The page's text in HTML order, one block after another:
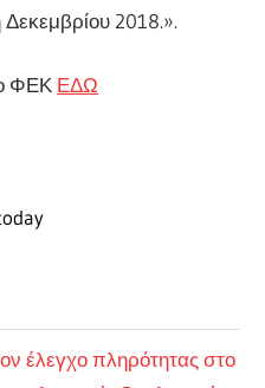
Δεκεμβρίου 2018.».
ΦΕΚ ΕΔΩ
έλεγχο πληρότητας στο